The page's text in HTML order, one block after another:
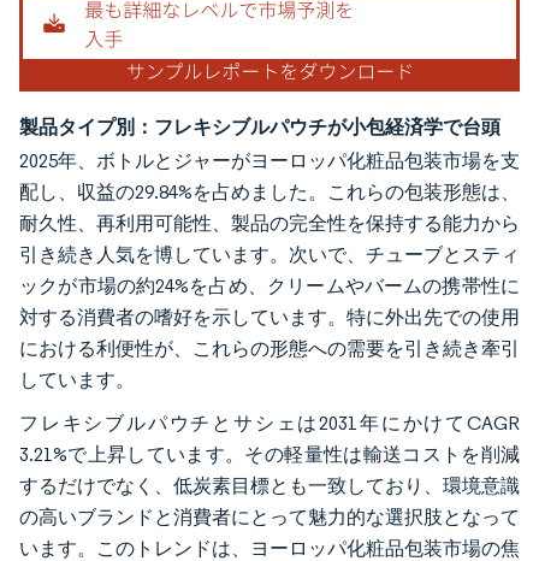
製品タイプ別：フレキシブルパウチが小包経済学で台頭
2025年、ボトルとジャーがヨーロッパ化粧品包装市場を支
配し、収益の29.84%を占めました。これらの包装形態は、
耐久性、再利用可能性、製品の完全性を保持する能力から
引き続き人気を博しています。次いで、チューブとスティ
ックが市場の約24%を占め、クリームやバームの携帯性に
対する消費者の嗜好を示しています。特に外出先での使用
における利便性が、これらの形態への需要を引き続き牽引
しています。
フレキシブルパウチとサシェは2031年にかけてCAGR
3.21%で上昇しています。その軽量性は輸送コストを削減
するだけでなく、低炭素目標とも一致しており、環境意識
の高いブランドと消費者にとって魅力的な選択肢となって
います。このトレンドは、ヨーロッパ化粧品包装市場の焦